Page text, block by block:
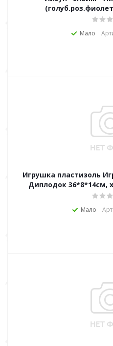
Мало
Игрушка пластизоль
Диплодок 36*8*14см,
Мало